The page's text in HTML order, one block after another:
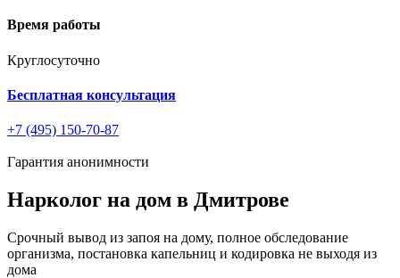
Время работы
Круглосуточно
Бесплатная консультация
+7 (495) 150-70-87
Гарантия анонимности
Нарколог на дом в Дмитрове
Срочный вывод из запоя на дому, полное обследование
организма, постановка капельниц и кодировка не выходя из
дома